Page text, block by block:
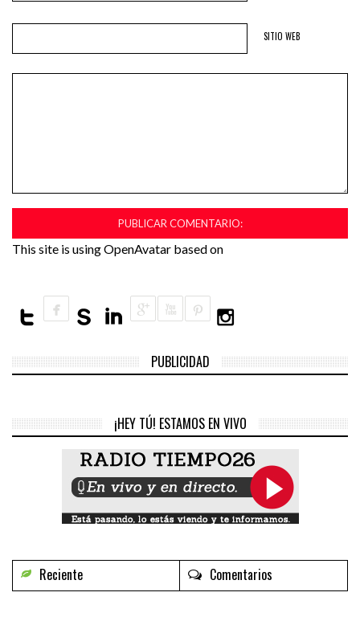
SITIO WEB
This site is using OpenAvatar based on
PUBLICIDAD
¡HEY TÚ! ESTAMOS EN VIVO
Reciente Comentarios